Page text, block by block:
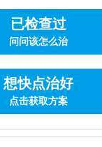
已检查过
问问该怎么治
想快点治好
点击获取方案